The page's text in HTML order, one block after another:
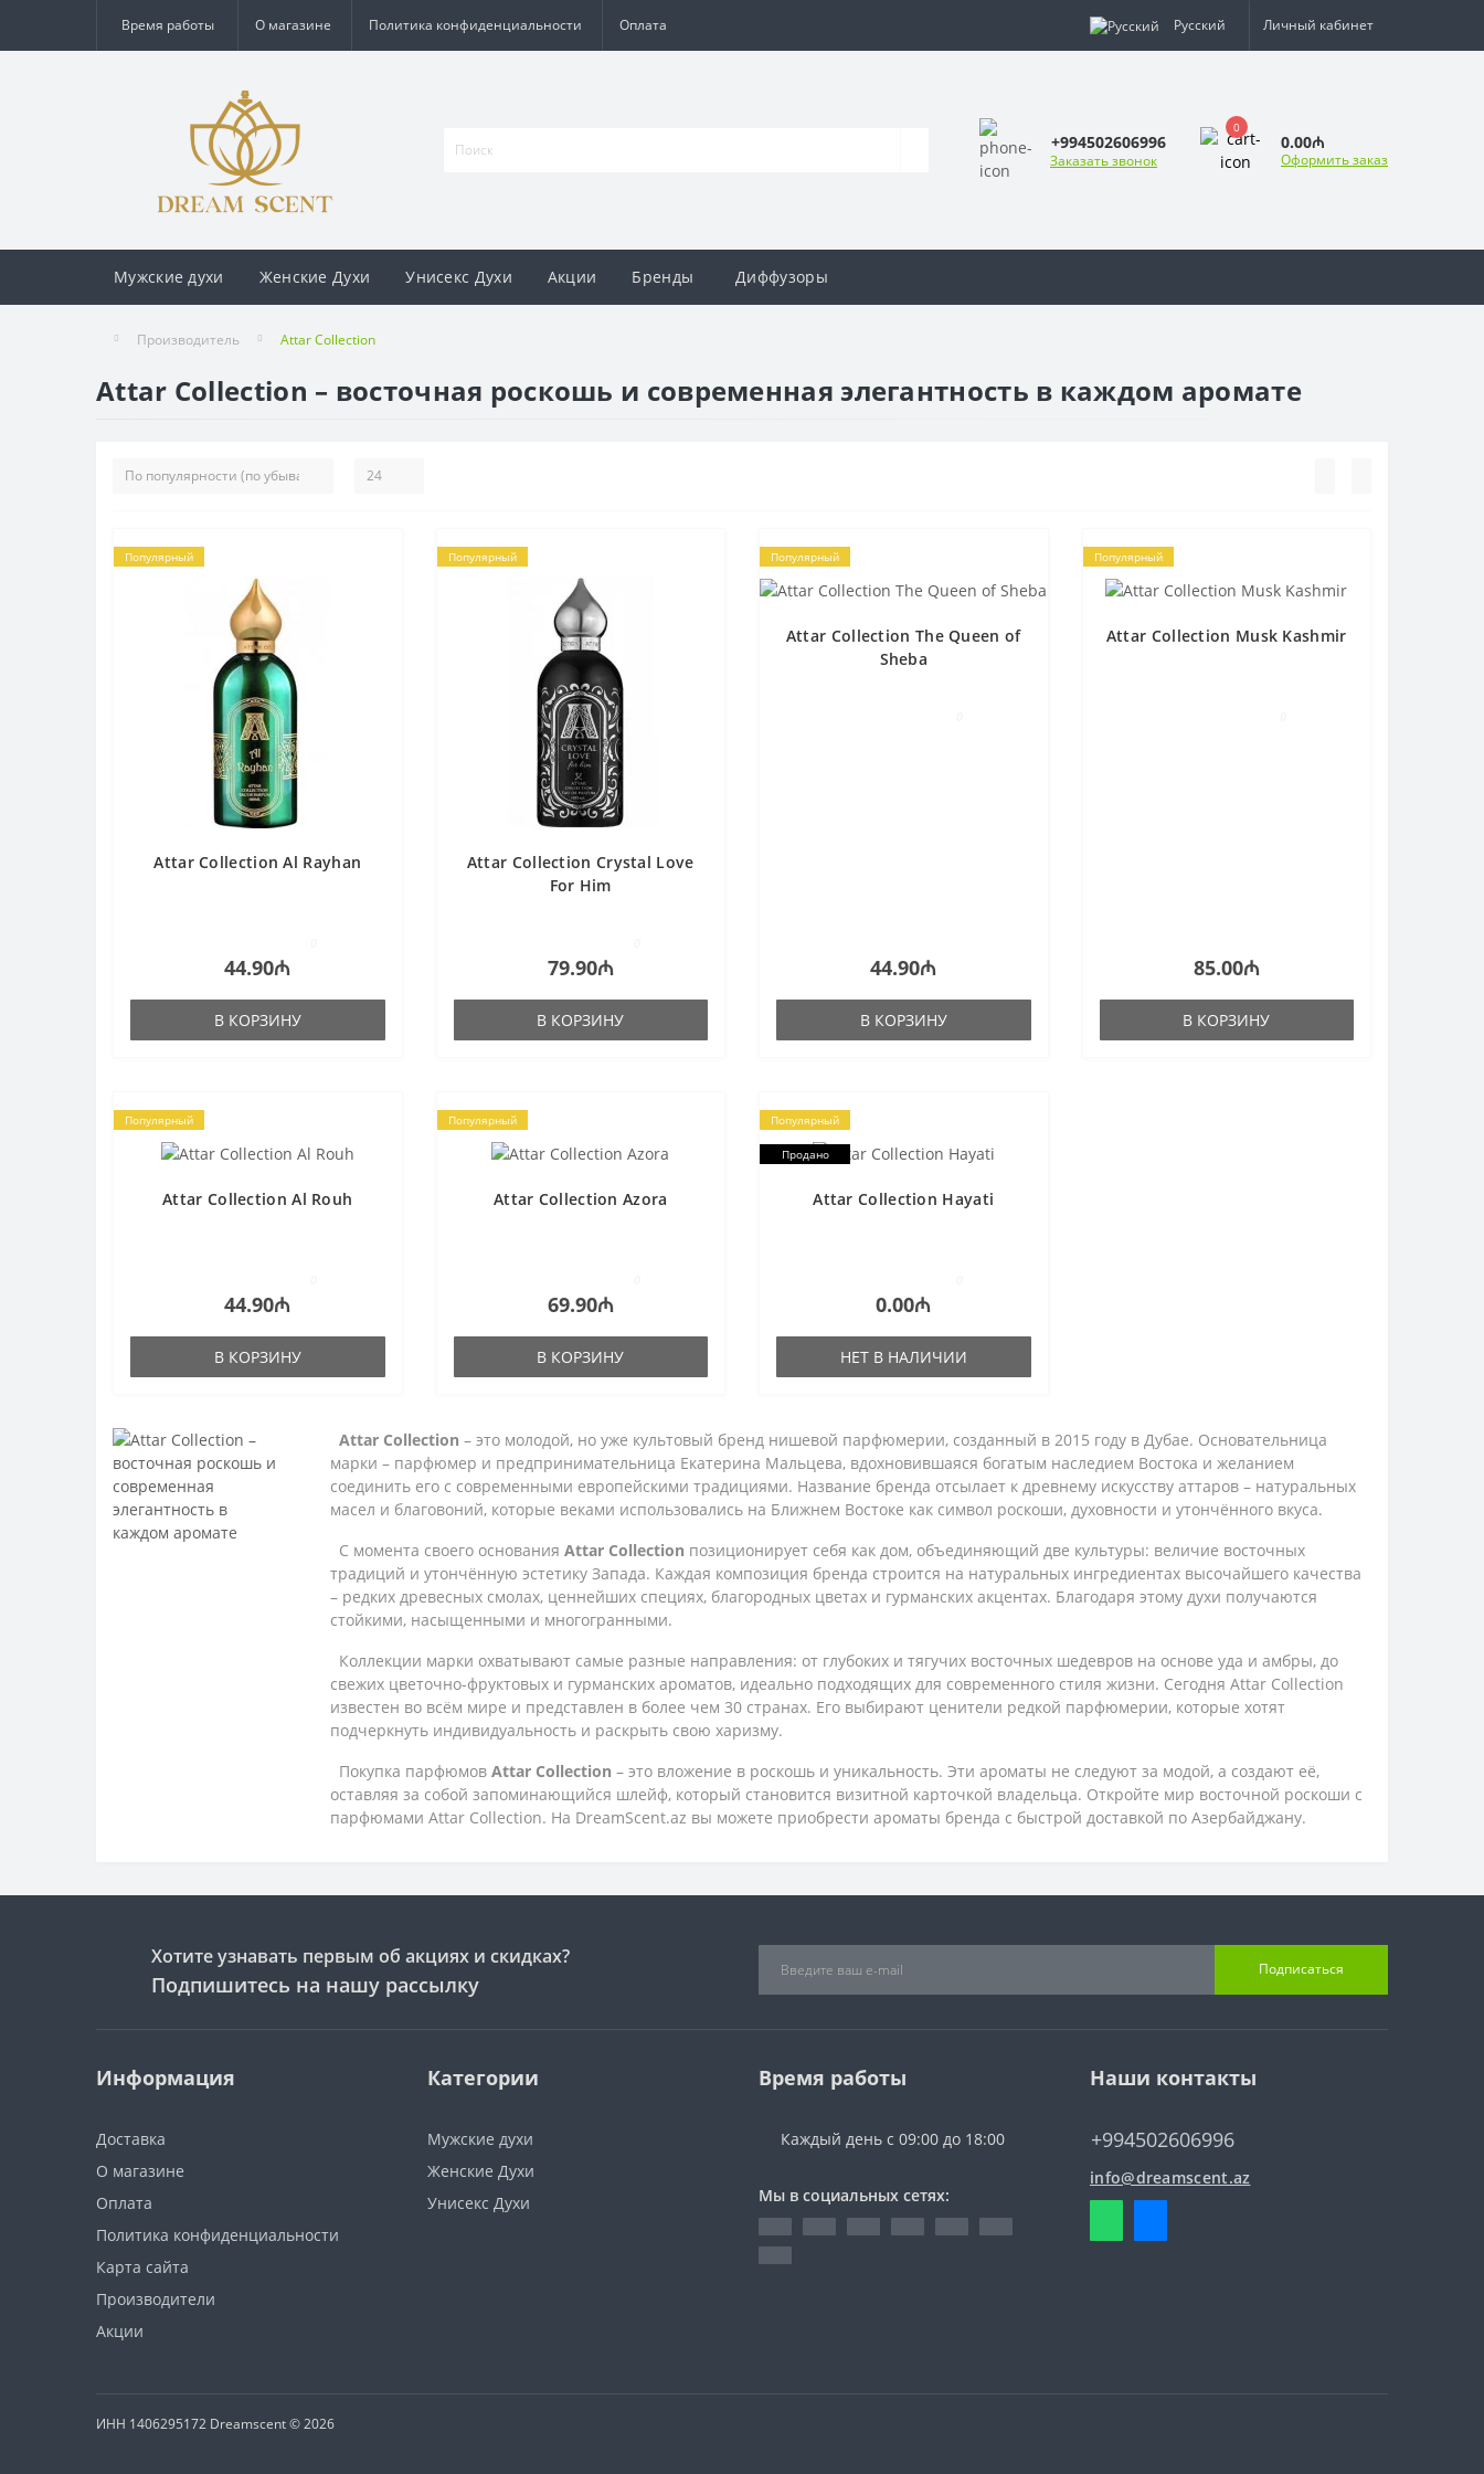
Время работы О магазине Политика конфиденциальности Оплата Русский Личный кабинет
+994502606996
Заказать звонок
0
0.00₼
Оформить заказ
Мужские духи Женские Духи Унисекс Духи Акции Бренды Диффузоры
Производитель Attar Collection
Attar Collection – восточная роскошь и современная элегантность в каждом аромате
Популярный
Attar Collection Al Rayhan
44.90₼
В КОРЗИНУ
Популярный
Attar Collection Crystal Love
For Him
79.90₼
В КОРЗИНУ
Популярный
Attar Collection The Queen of
Sheba
44.90₼
В КОРЗИНУ
Популярный
Attar Collection Musk Kashmir
85.00₼
В КОРЗИНУ
Популярный
Attar Collection Al Rouh
44.90₼
В КОРЗИНУ
Популярный
Attar Collection Azora
69.90₼
В КОРЗИНУ
Популярный
Продано
Attar Collection Hayati
0.00₼
НЕТ В НАЛИЧИИ
Attar Collection – это молодой, но уже культовый бренд нишевой парфюмерии, созданный в 2015 году в Дубае. Основательница
марки – парфюмер и предпринимательница Екатерина Мальцева, вдохновившаяся богатым наследием Востока и желанием
соединить его с современными европейскими традициями. Название бренда отсылает к древнему искусству аттаров – натуральных
масел и благовоний, которые веками использовались на Ближнем Востоке как символ роскоши, духовности и утончённого вкуса.
С момента своего основанияAttar Collection позиционирует себя как дом, объединяющий две культуры: величие восточных
традиций и утончённую эстетику Запада. Каждая композиция бренда строится на натуральных ингредиентах высочайшего качества
– редких древесных смолах, ценнейших специях, благородных цветах и гурманских акцентах. Благодаря этому духи получаются
стойкими, насыщенными и многогранными.
Коллекции марки охватывают самые разные направления: от глубоких и тягучих восточных шедевров на основе уда и амбры, до
свежих цветочно-фруктовых и гурманских ароматов, идеально подходящих для современного стиля жизни. Сегодня Attar Collection
известен во всём мире и представлен в более чем 30 странах. Его выбирают ценители редкой парфюмерии, которые хотят
подчеркнуть индивидуальность и раскрыть свою харизму.
Покупка парфюмовAttar Collection – это вложение в роскошь и уникальность. Эти ароматы не следуют за модой, а создают её,
оставляя за собой запоминающийся шлейф, который становится визитной карточкой владельца. Откройте мир восточной роскоши с
парфюмами Attar Collection. На DreamScent.az вы можете приобрести ароматы бренда с быстрой доставкой по Азербайджану.
Хотите узнавать первым об акциях и скидках?
Подпишитесь на нашу рассылку
Подписаться
Информация
Доставка
О магазине
Оплата
Политика конфиденциальности
Карта сайта
Производители
Акции
Категории
Мужские духи
Женские Духи
Унисекс Духи
Время работы
Каждый день с 09:00 до 18:00
Мы в социальных сетях:
Наши контакты
+994502606996
info@dreamscent.az
ИНН 1406295172 Dreamscent © 2026